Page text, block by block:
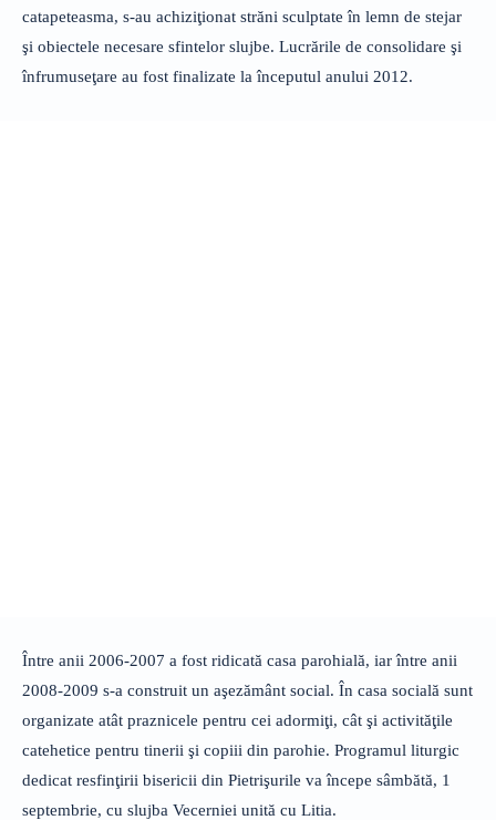
catapeteasma, s-au achiziţionat străni sculptate în lemn de stejar
şi obiectele necesare sfintelor slujbe. Lucrările de consolidare şi
înfrumuseţare au fost finalizate la începutul anului 2012.
Între anii 2006-2007 a fost ridicată casa parohială, iar între anii
2008-2009 s-a construit un aşezământ social. În casa socială sunt
organizate atât praznicele pentru cei adormiţi, cât şi activităţile
catehetice pentru tinerii şi copiii din parohie. Programul liturgic
dedicat resfinţirii bisericii din Pietrişurile va începe sâmbătă, 1
septembrie, cu slujba Vecerniei unită cu Litia.